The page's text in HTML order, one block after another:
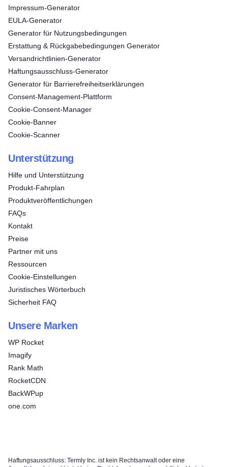
Impressum-Generator
EULA-Generator
Generator für Nutzungsbedingungen
Erstattung & Rückgabebedingungen Generator
Versandrichtlinien-Generator
Haftungsausschluss-Generator
Generator für Barrierefreiheitserklärungen
Consent‑Management‑Plattform
Cookie-Consent-Manager
Cookie-Banner
Cookie-Scanner
Unterstützung
Hilfe und Unterstützung
Produkt-Fahrplan
Produktveröffentlichungen
FAQs
Kontakt
Preise
Partner mit uns
Ressourcen
Cookie-Einstellungen
Juristisches Wörterbuch
Sicherheit FAQ
Unsere Marken
WP Rocket
Imagify
Rank Math
RocketCDN
BackWPup
one.com
Haftungsausschluss: Termly Inc. ist kein Rechtsanwalt oder eine